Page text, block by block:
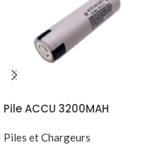
Pile ACCU 3200MAH
Piles et Chargeurs